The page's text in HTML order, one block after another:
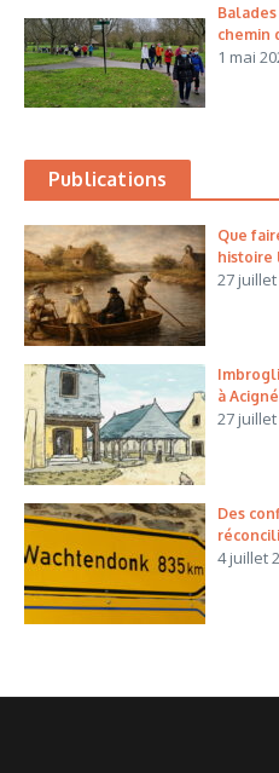
chemin
1 mai
Publications
Que
histoire
27 juillet
à Acigné
27 juillet
Des
4 juillet